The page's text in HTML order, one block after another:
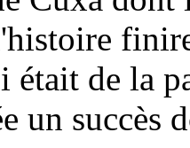
était de la
un succès